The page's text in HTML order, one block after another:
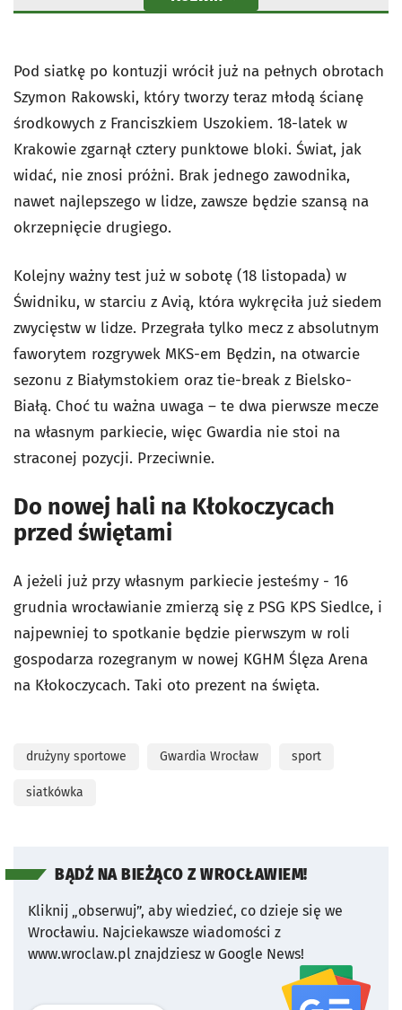
Pod siatkę po kontuzji wrócił już na pełnych obrotach
Szymon Rakowski, który tworzy teraz młodą ścianę
środkowych z Franciszkiem Uszokiem. 18-latek w
Krakowie zgarnął cztery punktowe bloki. Świat, jak
widać, nie znosi próżni. Brak jednego zawodnika,
nawet najlepszego w lidze, zawsze będzie szansą na
okrzepnięcie drugiego.
Kolejny ważny test już w sobotę (18 listopada) w
Świdniku, w starciu z Avią, która wykręciła już siedem
zwycięstw w lidze. Przegrała tylko mecz z absolutnym
faworytem rozgrywek MKS-em Będzin, na otwarcie
sezonu z Białymstokiem oraz tie-break z Bielsko-
Białą. Choć tu ważna uwaga – te dwa pierwsze mecze
na własnym parkiecie, więc Gwardia nie stoi na
straconej pozycji. Przeciwnie.
Do nowej hali na Kłokoczycach
przed świętami
A jeżeli już przy własnym parkiecie jesteśmy - 16
grudnia wrocławianie zmierzą się z PSG KPS Siedlce, i
najpewniej to spotkanie będzie pierwszym w roli
gospodarza rozegranym w nowej KGHM Ślęza Arena
na Kłokoczycach. Taki oto prezent na święta.
drużyny sportowe Gwardia Wrocław sport
siatkówka
BĄDŹ NA BIEŻĄCO Z WROCŁAWIEM!
Kliknij „obserwuj”, aby wiedzieć, co dzieje się we
Wrocławiu. Najciekawsze wiadomości z
www.wroclaw.pl znajdziesz w Google News!